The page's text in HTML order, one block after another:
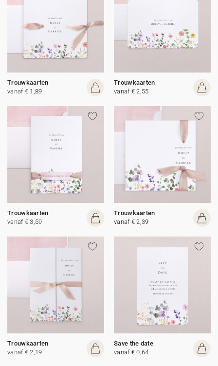
Trouwkaarten
vanaf € 1,89
Trouwkaarten
vanaf € 2,55
Trouwkaarten
vanaf € 3,59
Trouwkaarten
vanaf € 2,39
Trouwkaarten
vanaf € 2,19
Save the date
vanaf € 0,64